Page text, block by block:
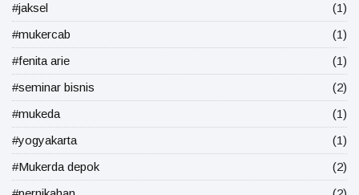
#jaksel
(1)
#mukercab
(1)
#fenita arie
(1)
#seminar bisnis
(2)
#mukeda
(1)
#yogyakarta
(1)
#Mukerda depok
(2)